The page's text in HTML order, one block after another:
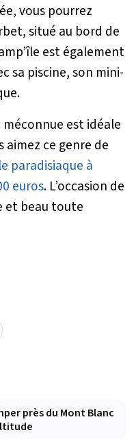
vous pourrez
situé au bord de
est également
sa piscine, son mini-
est idéale
aimez ce genre de
paradisiaque à
euros. L’occasion de
et beau toute
près du Mont Blanc